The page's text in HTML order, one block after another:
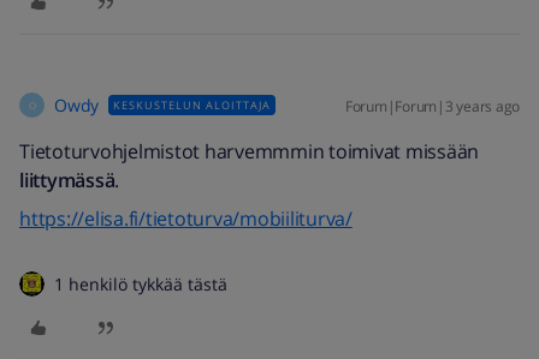
O Owdy KESKUSTELUN ALOITTAJA Forum|Forum|3 years ago
Tietoturvohjelmistot harvemmmin toimivat missään
liittymässä.
https://elisa.fi/tietoturva/mobiiliturva/
1 henkilö tykkää tästä